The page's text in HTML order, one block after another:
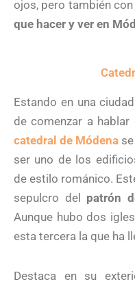
ojos, pero también
que hacer y ver en
Estando en una
de comenzar a
catedral de Módena
ser uno de los
de estilo románico.
sepulcro del patrón
Aunque hubo dos
esta tercera la que ha
Destaca en su